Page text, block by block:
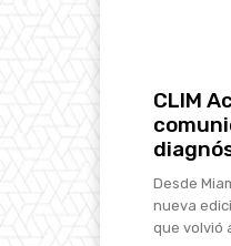
CLIM
Desde
nueva
que volvió